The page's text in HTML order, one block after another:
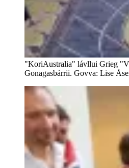
"KoriAustralia" lávllui Grieg
Gonagasbárrii. Govva: Lise